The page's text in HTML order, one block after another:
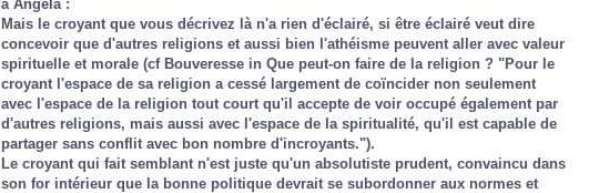
à Angela :
Mais le croyant que vous décrivez là n'a rien d'éclairé, si être éclairé veut dire
concevoir que d'autres religions et aussi bien l'athéisme peuvent aller avec valeur
spirituelle et morale (cf Bouveresse in Que peut-on faire de la religion ? "Pour le
croyant l'espace de sa religion a cessé largement de coïncider non seulement
avec l'espace de la religion tout court qu'il accepte de voir occupé également par
d'autres religions, mais aussi avec l'espace de la spiritualité, qu'il est capable de
partager sans conflit avec bon nombre d'incroyants.").
Le croyant qui fait semblant n'est juste qu'un absolutiste prudent, convaincu dans
son for intérieur que la bonne politique devrait se subordonner aux normes et